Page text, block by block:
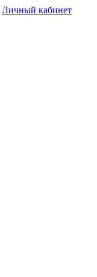
Личный кабинет